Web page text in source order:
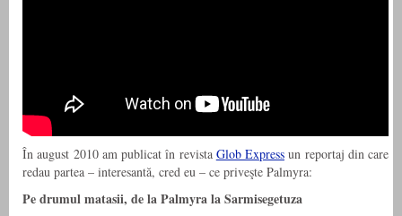
În august 2010 am publicat în revista Glob Express un reportaj din care
redau partea – interesantă, cred eu – ce priveşte Palmyra:
Pe drumul matasii, de la Palmyra la Sarmisegetuza